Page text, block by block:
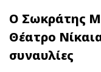
Ο Σωκράτης
Θέατρο
συναυλίες